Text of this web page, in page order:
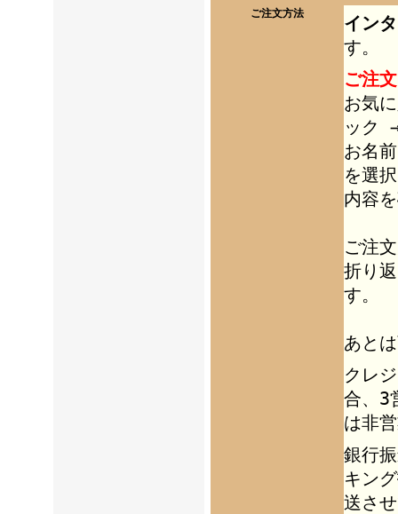
ご注文方法
イン
す。
ご注
お気
ック
お名
を選
内容
ご注
折り
す。
あと
クレ
合、3
は非
銀行
キン
送さ